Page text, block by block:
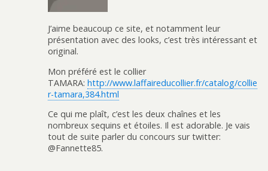
J’aime beaucoup ce site, et notamment leur
présentation avec des looks, c’est très intéressant et
original.
Mon préféré est le collier
TAMARA: http://www.laffaireducollier.fr/catalog/collie
r-tamara,384.html
Ce qui me plaît, c’est les deux chaînes et les
nombreux sequins et étoiles. Il est adorable. Je vais
tout de suite parler du concours sur twitter:
@Fannette85.